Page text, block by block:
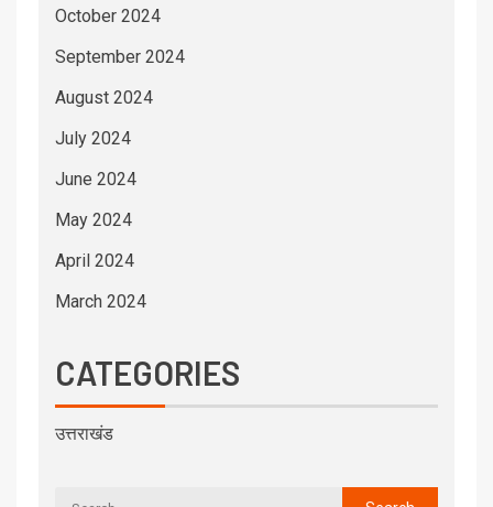
October 2024
September 2024
August 2024
July 2024
June 2024
May 2024
April 2024
March 2024
CATEGORIES
उत्तराखंड